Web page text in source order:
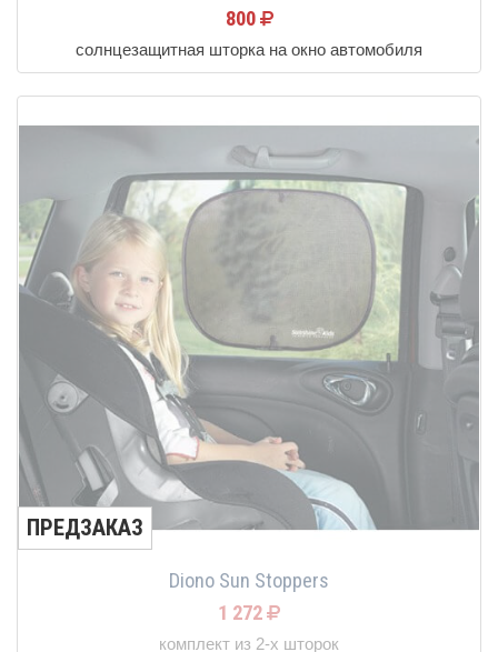
800
солнцезащитная шторка на окно автомобиля
ПРЕДЗАКАЗ
Diono Sun Stoppers
1 272
комплект из 2-х шторок